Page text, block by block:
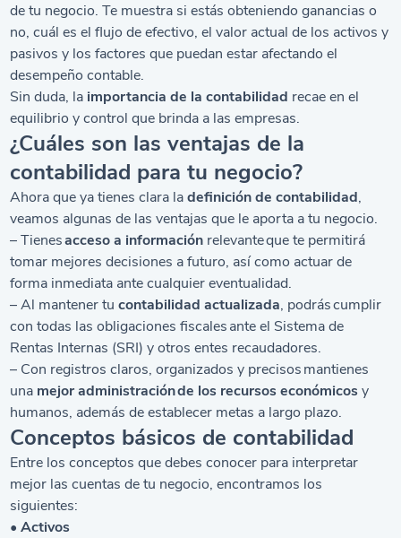
de tu negocio. Te muestra si estás obteniendo ganancias o
no, cuál es el flujo de efectivo, el valor actual de los activos y
pasivos y los factores que puedan estar afectando el
desempeño contable.
Sin duda, la importancia de la contabilidad recae en el
equilibrio y control que brinda a las empresas.
¿Cuáles son las ventajas de la
contabilidad para tu negocio?
Ahora que ya tienes clara ladefinición de contabilidad,
veamos algunas de las ventajas que le aporta a tu negocio.
– Tienesacceso a información relevante que te permitirá
tomar mejores decisiones a futuro, así como actuar de
forma inmediata ante cualquier eventualidad.
– Al mantener tucontabilidad actualizada, podrás cumplir
con todas las obligaciones fiscales ante el Sistema de
Rentas Internas (SRI) y otros entes recaudadores.
– Con registros claros, organizados y precisos mantienes
una mejor administración de los recursos económicosy
humanos, además de establecer metas a largo plazo.
Conceptos básicos de contabilidad
Entre los conceptos que debes conocer para interpretar
mejor las cuentas de tu negocio, encontramos los
siguientes:
• Activos